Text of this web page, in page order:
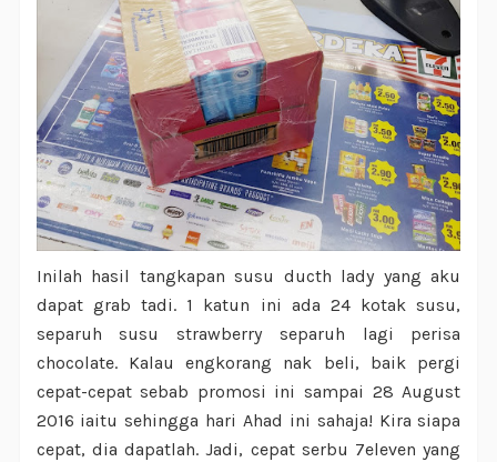
Inilah hasil tangkapan susu ducth lady yang aku
dapat grab tadi. 1 katun ini ada 24 kotak susu,
separuh susu strawberry separuh lagi perisa
chocolate. Kalau engkorang nak beli, baik pergi
cepat-cepat sebab promosi ini sampai 28 August
2016 iaitu sehingga hari Ahad ini sahaja! Kira siapa
cepat, dia dapatlah. Jadi, cepat serbu 7eleven yang